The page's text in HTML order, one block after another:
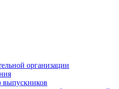
организации
выпускников